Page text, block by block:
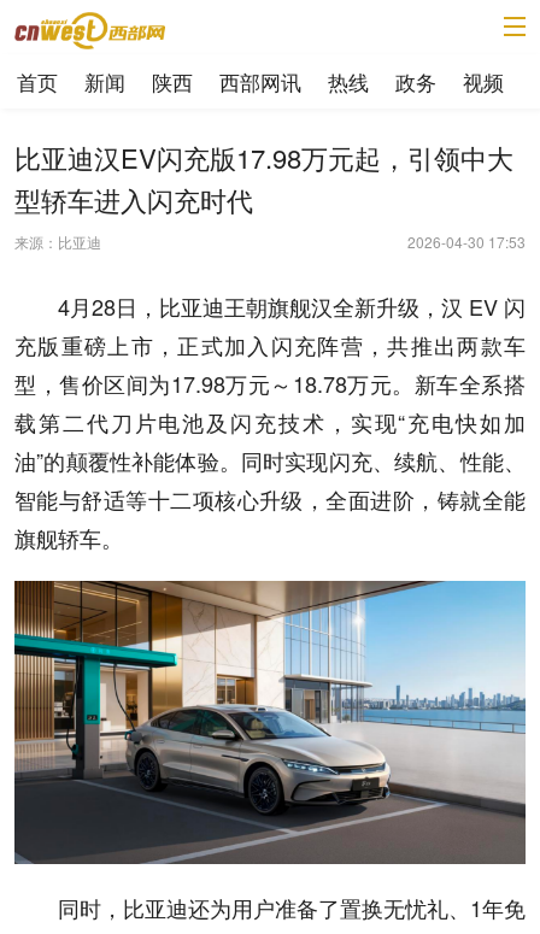
首页 新闻 陕西 西部网讯 热线 政务 视频
比亚迪汉EV闪充版17.98万元起，引领中大
型轿车进入闪充时代
来源：比亚迪 2026-04-30 17:53
4月28日，比亚迪王朝旗舰汉全新升级，汉 EV 闪
充版重磅上市，正式加入闪充阵营，共推出两款车
型，售价区间为17.98万元～18.78万元。新车全系搭
载第二代刀片电池及闪充技术，实现“充电快如加
油”的颠覆性补能体验。同时实现闪充、续航、性能、
智能与舒适等十二项核心升级，全面进阶，铸就全能
旗舰轿车。
同时，比亚迪还为用户准备了置换无忧礼、1年免